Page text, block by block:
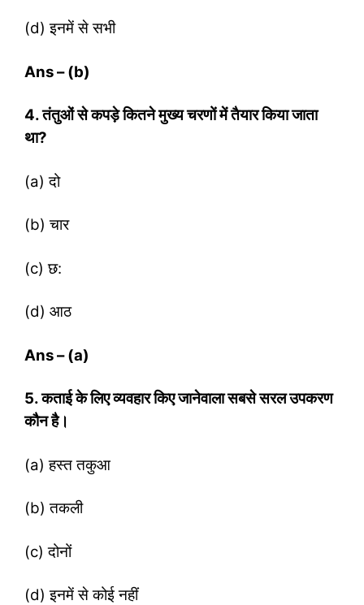
(d) इनमें से सभी
Ans – (b)
4. तंतुओं से कपड़े कितने मुख्‍य चरणों में तैयार किया जाता
था?
(a) दो
(b) चार
(c) छ:
(d) आठ
Ans – (a)
5. कताई के लिए व्‍यवहार किए जानेवाला सबसे सरल उपकरण
कौन है।
(a) हस्‍त तकुआ
(b) तकली
(c) दोनों
(d) इनमें से कोई नहीं